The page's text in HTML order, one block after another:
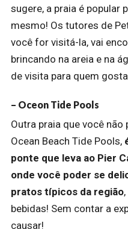
sugere, a praia é popular
mesmo! Os tutores de
você for visitá-la, vai
brincando na areia e na
de visita para quem
– Oceon Tide Pools
Outra praia que você
Ocean Beach Tide Pools,
ponte que leva ao Pier
onde você poder se
pratos típicos da região
bebidas! Sem contar a
causar!